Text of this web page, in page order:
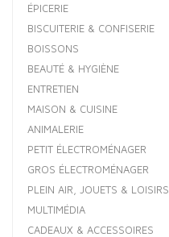
ÉPICERIE
BISCUITERIE & CONFISERIE
BOISSONS
BEAUTÉ & HYGIÈNE
ENTRETIEN
MAISON & CUISINE
ANIMALERIE
PETIT ÉLECTROMÉNAGER
GROS ÉLECTROMÉNAGER
PLEIN AIR, JOUETS & LOISIRS
MULTIMÉDIA
CADEAUX & ACCESSOIRES